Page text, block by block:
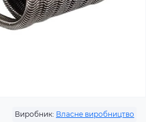
Виробник: Власне виробництво